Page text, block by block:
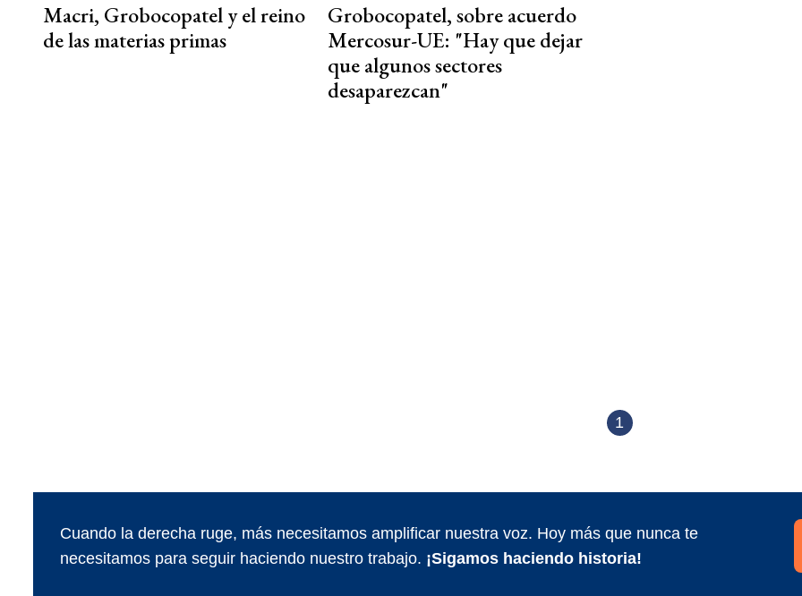
Macri, Grobocopatel y el reino
de las materias primas
Grobocopatel, sobre acuerdo
Mercosur-UE: "Hay que dejar
que algunos sectores
desaparezcan"
1
Cuando la derecha ruge, más necesitamos amplificar nuestra voz. Hoy más que nunca te
necesitamos para seguir haciendo nuestro trabajo. ¡Sigamos haciendo historia!